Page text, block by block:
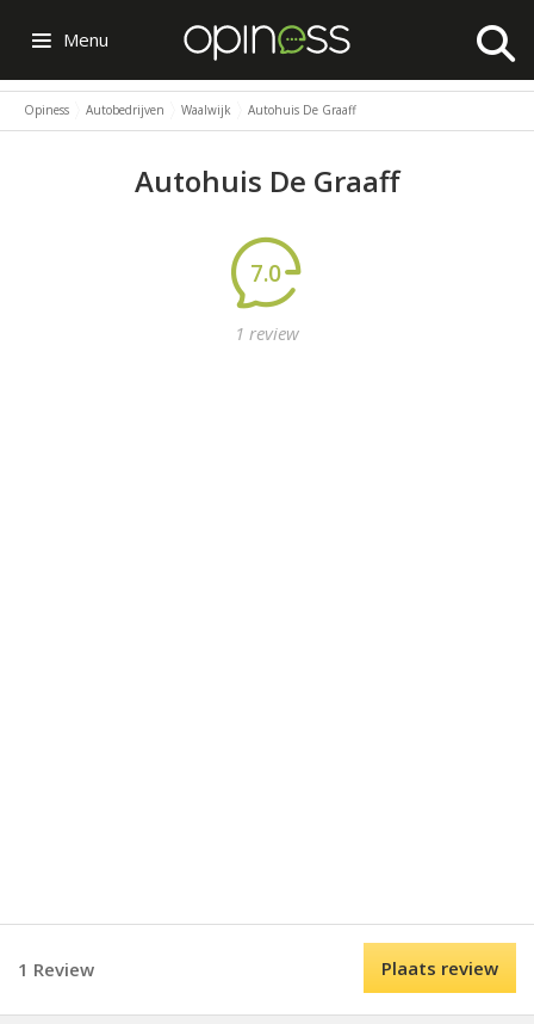
Menu
Opiness Autobedrijven Waalwijk Autohuis De Graaff
Autohuis De Graaff
7.0
1 review
1 Review Plaats review